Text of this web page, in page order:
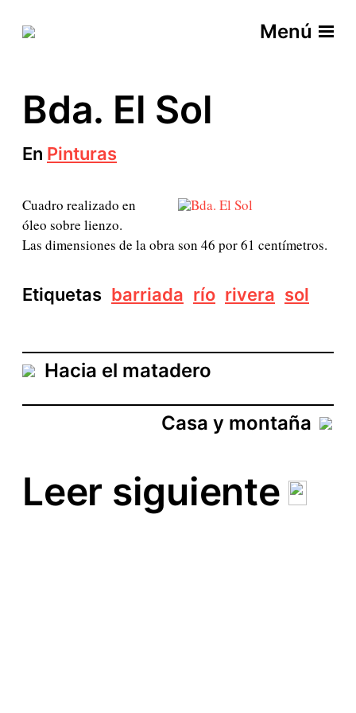
Menú
Bda. El Sol
En Pinturas
Cuadro realizado en
óleo sobre lienzo.
Las dimensiones de la obra son 46 por 61 centímetros.
Etiquetas barriada río rivera sol
Hacia el matadero
Casa y montaña
Leer siguiente